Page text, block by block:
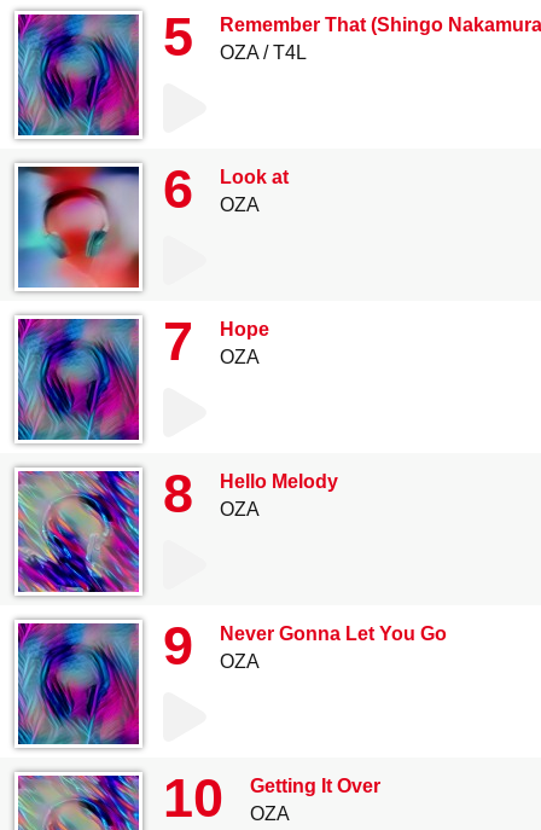
5
Remember That (Shingo
OZA
T4L
6
Look at
OZA
7
Hope
OZA
8
Hello Melody
OZA
9
Never Gonna Let You Go
OZA
10
Getting It Over
OZA